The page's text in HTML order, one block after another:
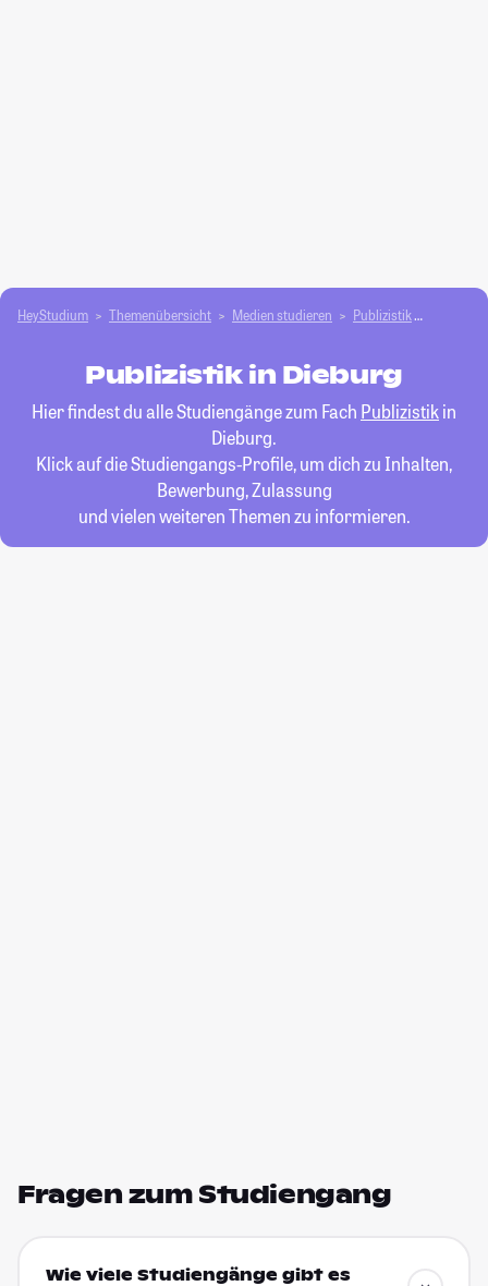
HeyStudium Themenübersicht Medien studieren Publizistik
Publizistik in Dieburg
Hier findest du alle Studiengänge zum Fach Publizistikin
Dieburg.
Klick auf die Studiengangs-Profile, um dich zu Inhalten,
Bewerbung, Zulassung
und vielen weiteren Themen zu informieren.
Fragen zum Studiengang
Wie viele Studiengänge gibt es